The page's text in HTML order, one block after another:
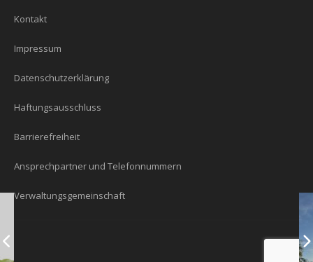
Kontakt
Impressum
Datenschutzerklärung
Haftungsausschluss
Barrierefreiheit
Ansprechpartner und Telefonnummern
Verwaltungsgemeinschaft